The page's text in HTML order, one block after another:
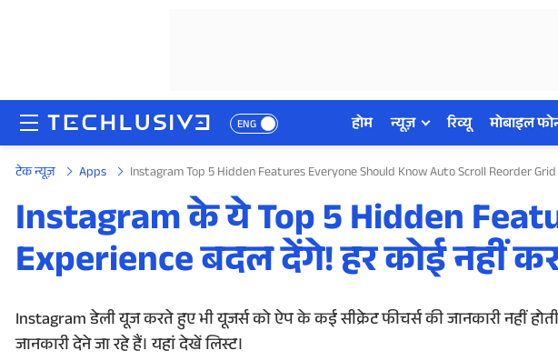
ENG होम न्यूज़ रिव्यू मोबाइल
होम
न्यूज़
रिव्यू
मोबाइल फोन्स
टेक न्यूज़ Apps Instagram Top 5 Hidden Features Everyone Should Know Auto Scroll Reorder Grid
Instagram के ये Top 5 Hidden
Experience बदल देंगे! हर कोई नहीं
Instagram डेली यूज करते हुए भी यूजर्स को ऐप के कई सीक्रेट फीचर्स की जानकारी नहीं
जानकारी देने जा रहे हैं। यहां देखें लिस्ट।